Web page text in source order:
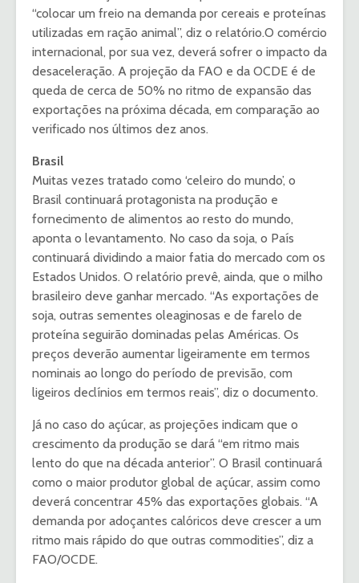
“colocar um freio na demanda por cereais e proteínas
utilizadas em ração animal”, diz o relatório.O comércio
internacional, por sua vez, deverá sofrer o impacto da
desaceleração. A projeção da FAO e da OCDE é de
queda de cerca de 50% no ritmo de expansão das
exportações na próxima década, em comparação ao
verificado nos últimos dez anos.
Brasil
Muitas vezes tratado como ‘celeiro do mundo’, o
Brasil continuará protagonista na produção e
fornecimento de alimentos ao resto do mundo,
aponta o levantamento. No caso da soja, o País
continuará dividindo a maior fatia do mercado com os
Estados Unidos. O relatório prevê, ainda, que o milho
brasileiro deve ganhar mercado. “As exportações de
soja, outras sementes oleaginosas e de farelo de
proteína seguirão dominadas pelas Américas. Os
preços deverão aumentar ligeiramente em termos
nominais ao longo do período de previsão, com
ligeiros declínios em termos reais”, diz o documento.
Já no caso do açúcar, as projeções indicam que o
crescimento da produção se dará “em ritmo mais
lento do que na década anterior”. O Brasil continuará
como o maior produtor global de açúcar, assim como
deverá concentrar 45% das exportações globais. “A
demanda por adoçantes calóricos deve crescer a um
ritmo mais rápido do que outras commodities”, diz a
FAO/OCDE.